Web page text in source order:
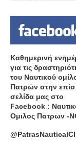
Καθημερινή
για τις
του Ναυτικού
Πατρών στην
σελίδα μας στο
Facebook :
Ομιλος Πατρων -